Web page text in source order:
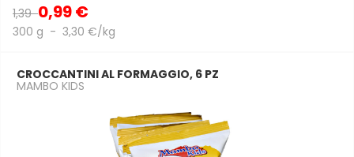
1,390,99 €
300 g - 3,30 €/kg
CROCCANTINI AL FORMAGGIO, 6 PZ
MAMBO KIDS